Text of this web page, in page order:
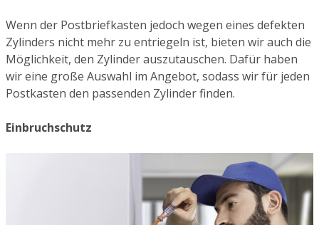
Wenn der Postbriefkasten jedoch wegen eines defekten
Zylinders nicht mehr zu entriegeln ist, bieten wir auch die
Möglichkeit, den Zylinder auszutauschen. Dafür haben
wir eine große Auswahl im Angebot, sodass wir für jeden
Postkasten den passenden Zylinder finden.
Einbruchschutz